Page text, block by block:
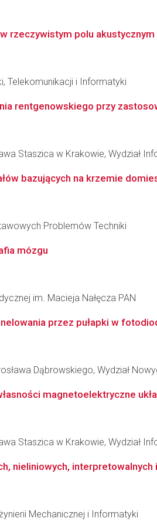
rzeczywistym polu akustycznym
Telekomunikacji i Informatyki
rentgenowskiego przy
Staszica w Krakowie, Wydział
bazujących na krzemie
Problemów Techniki
mózgu
im. Macieja Nałęcza PAN
przez pułapki w
Dąbrowskiego, Wydział
magnetoelektryczne
Staszica w Krakowie, Wydział
nieliniowych,
Mechanicznej i Informatyki